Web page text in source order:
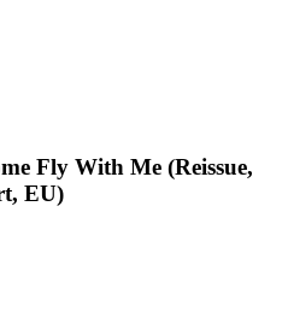
Fly With Me (Reissue,
EU)